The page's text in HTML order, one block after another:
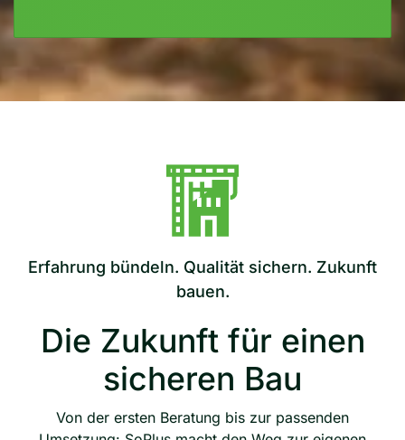
Erfahrung bündeln. Qualität sichern. Zukunft
bauen.
Die Zukunft für einen
sicheren Bau
Von der ersten Beratung bis zur passenden